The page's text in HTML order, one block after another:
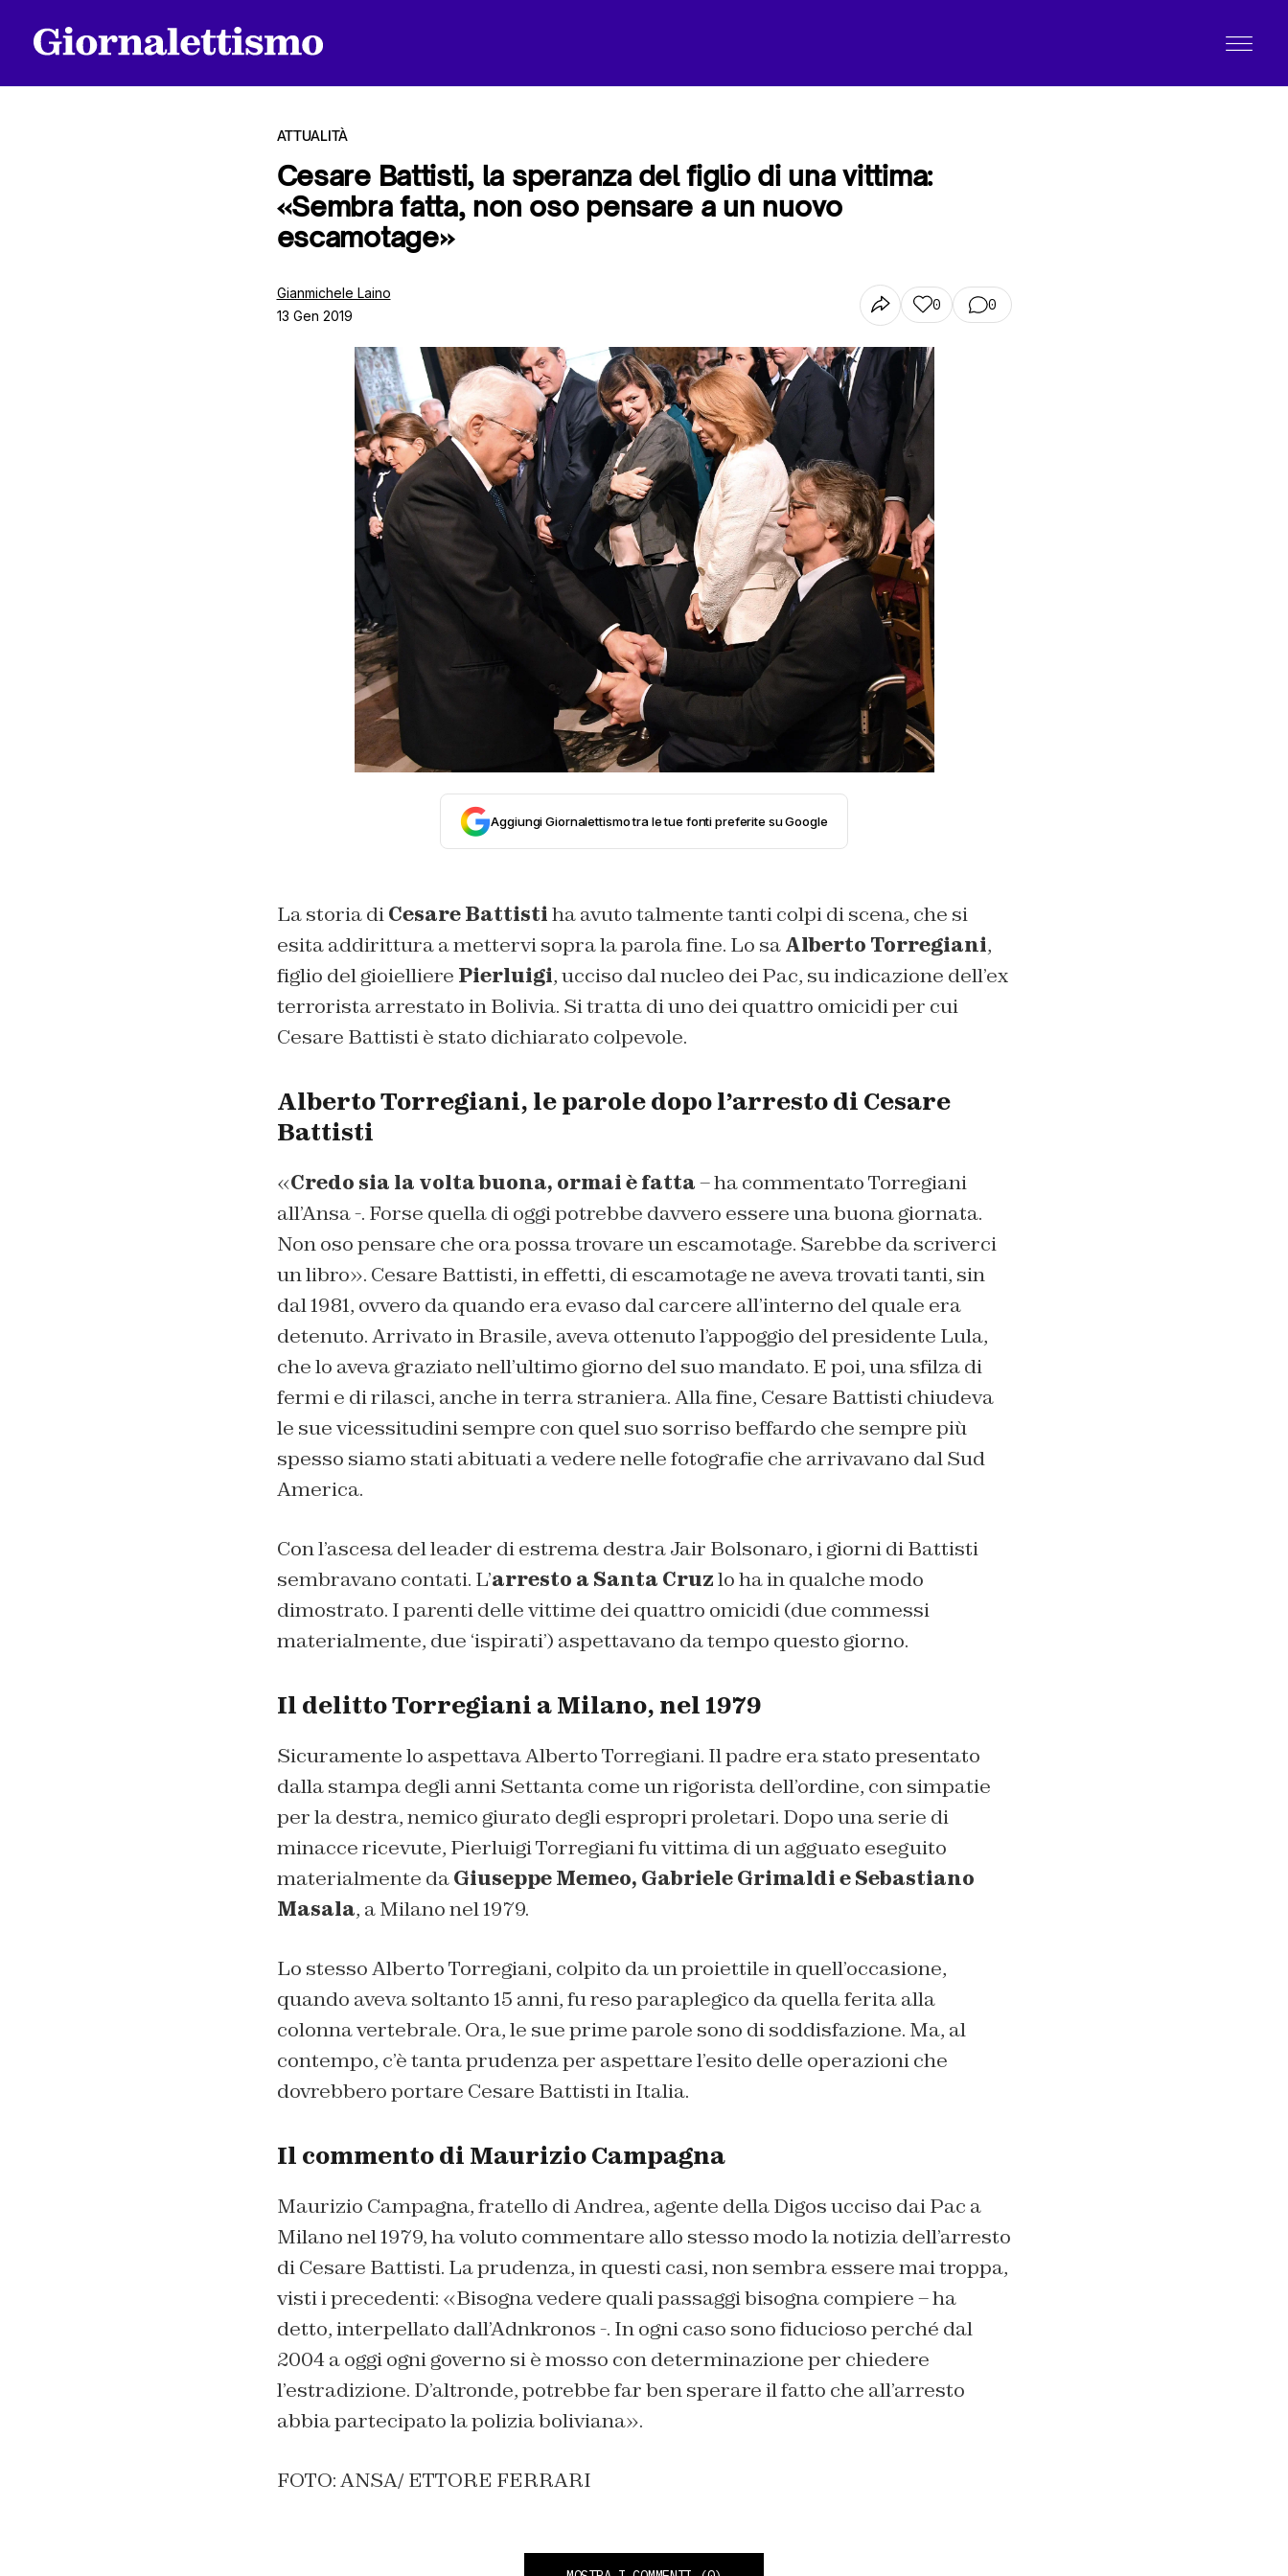
ATTUALITÀ
Cesare Battisti, la speranza del figlio di una vittima:
«Sembra fatta, non oso pensare a un nuovo
escamotage»
Gianmichele Laino
13 Gen 2019
0 0
Aggiungi Giornalettismo tra le tue fonti preferite su Google
La storia diCesare Battistiha avuto talmente tanti colpi di scena, che si
esita addirittura a mettervi sopra la parola fine. Lo saAlberto Torregiani,
figlio del gioielliere Pierluigi, ucciso dal nucleo dei Pac, su indicazione dell’ex
terrorista arrestato in Bolivia. Si tratta di uno dei quattro omicidi per cui
Cesare Battisti è stato dichiarato colpevole.
Alberto Torregiani, le parole dopo l’arresto di Cesare
Battisti
«Credo sia la volta buona, ormai è fatta– ha commentato Torregiani
all’Ansa -. Forse quella di oggi potrebbe davvero essere una buona giornata.
Non oso pensare che ora possa trovare un escamotage. Sarebbe da scriverci
un libro». Cesare Battisti, in effetti, di escamotage ne aveva trovati tanti, sin
dal 1981, ovvero da quando era evaso dal carcere all’interno del quale era
detenuto. Arrivato in Brasile, aveva ottenuto l’appoggio del presidente Lula,
che lo aveva graziato nell’ultimo giorno del suo mandato. E poi, una sfilza di
fermi e di rilasci, anche in terra straniera. Alla fine, Cesare Battisti chiudeva
le sue vicessitudini sempre con quel suo sorriso beffardo che sempre più
spesso siamo stati abituati a vedere nelle fotografie che arrivavano dal Sud
America.
Con l’ascesa del leader di estrema destra Jair Bolsonaro, i giorni di Battisti
sembravano contati. L’arresto a Santa Cruzlo ha in qualche modo
dimostrato. I parenti delle vittime dei quattro omicidi (due commessi
materialmente, due ‘ispirati’) aspettavano da tempo questo giorno.
Il delitto Torregiani a Milano, nel 1979
Sicuramente lo aspettava Alberto Torregiani. Il padre era stato presentato
dalla stampa degli anni Settanta come un rigorista dell’ordine, con simpatie
per la destra, nemico giurato degli espropri proletari. Dopo una serie di
minacce ricevute, Pierluigi Torregiani fu vittima di un agguato eseguito
materialmente daGiuseppe Memeo, Gabriele Grimaldi e Sebastiano
Masala, a Milano nel 1979.
Lo stesso Alberto Torregiani, colpito da un proiettile in quell’occasione,
quando aveva soltanto 15 anni, fu reso paraplegico da quella ferita alla
colonna vertebrale. Ora, le sue prime parole sono di soddisfazione. Ma, al
contempo, c’è tanta prudenza per aspettare l’esito delle operazioni che
dovrebbero portare Cesare Battisti in Italia.
Il commento di Maurizio Campagna
Maurizio Campagna, fratello di Andrea, agente della Digos ucciso dai Pac a
Milano nel 1979, ha voluto commentare allo stesso modo la notizia dell’arresto
di Cesare Battisti. La prudenza, in questi casi, non sembra essere mai troppa,
visti i precedenti: «Bisogna vedere quali passaggi bisogna compiere – ha
detto, interpellato dall’Adnkronos -. In ogni caso sono fiducioso perché dal
2004 a oggi ogni governo si è mosso con determinazione per chiedere
l’estradizione. D’altronde, potrebbe far ben sperare il fatto che all’arresto
abbia partecipato la polizia boliviana».
FOTO: ANSA/ ETTORE FERRARI